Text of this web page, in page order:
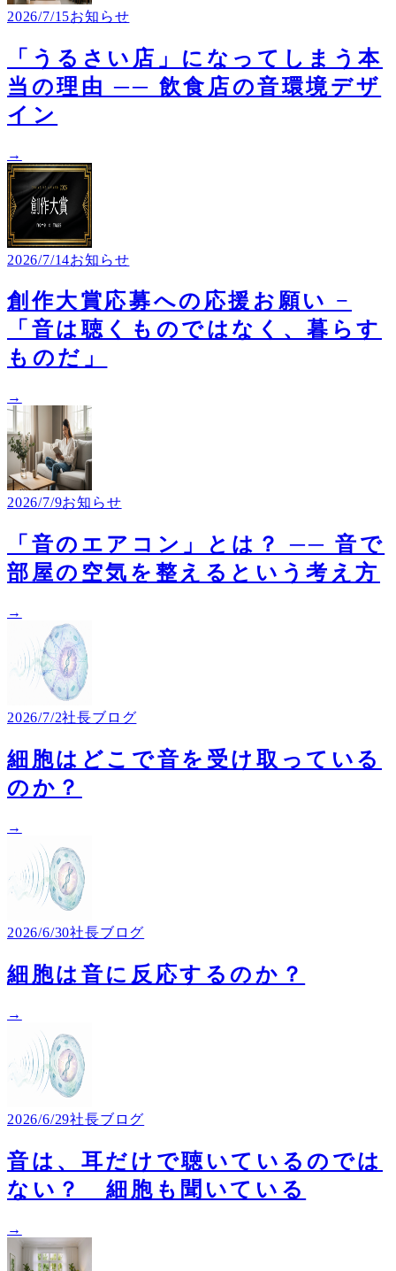
2026/7/15お知らせ
「うるさい店」になってしまう本
当の理由 ── 飲食店の音環境デザ
イン
→
2026/7/14お知らせ
創作大賞応募への応援お願い −
「音は聴くものではなく、暮らす
ものだ」
→
2026/7/9お知らせ
「音のエアコン」とは？ ── 音で
部屋の空気を整えるという考え方
→
2026/7/2社長ブログ
細胞はどこで音を受け取っている
のか？
→
2026/6/30社長ブログ
細胞は音に反応するのか？
→
2026/6/29社長ブログ
音は、耳だけで聴いているのでは
ない？ 細胞も聞いている
→